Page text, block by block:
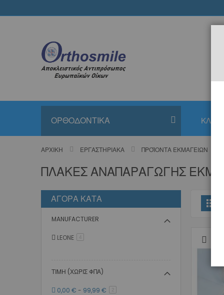
ΟΡΘΟΔΟΝΤΙΚΑ
ΑΡΧΙΚΉ ΕΡΓΑΣΤΗΡΙΑΚΆ ΠΡΟΪΌΝΤΑ ΕΚΜΑΓΕΊΩΝ
ΠΛΆΚΕΣ ΑΝΑΠΑΡΑΓΩΓΉΣ
ΑΓΟΡΆ ΚΑΤΆ
MANUFACTURER
LEONE 4
ΤΙΜΉ (ΧΩΡΊΣ ΦΠΑ)
0,00 € - 99,99 € 2στοιχείο